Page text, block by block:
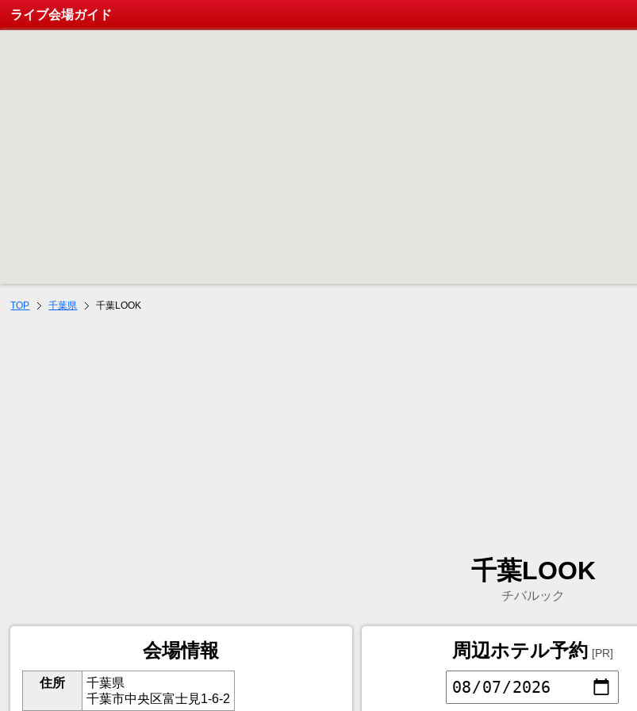
ライブ会場ガイド
TOP 千葉県 千葉LOOK
千葉LOOK
チバルック
会場情報
住所
千葉県
千葉市中央区富士見1-6-2
周辺ホテル予約 [PR]